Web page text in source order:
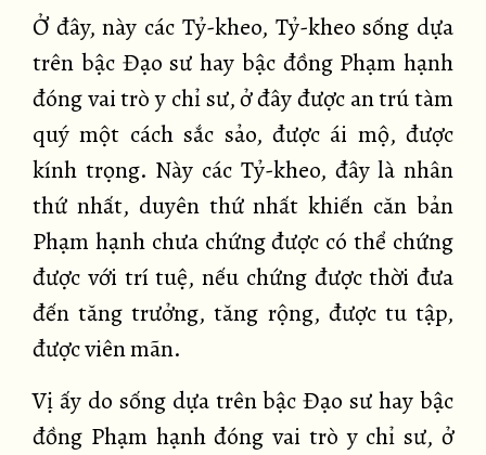
Ở đây, này các Tỷ-kheo, Tỷ-kheo sống dựa
trên bậc Đạo sư hay bậc đồng Phạm hạnh
đóng vai trò y chỉ sư, ở đây được an trú tàm
quý một cách sắc sảo, được ái mộ, được
kính trọng. Này các Tỷ-kheo, đây là nhân
thứ nhất, duyên thứ nhất khiến căn bản
Phạm hạnh chưa chứng được có thể chứng
được với trí tuệ, nếu chứng được thời đưa
đến tăng trưởng, tăng rộng, được tu tập,
được viên mãn.
Vị ấy do sống dựa trên bậc Đạo sư hay bậc
đồng Phạm hạnh đóng vai trò y chỉ sư, ở